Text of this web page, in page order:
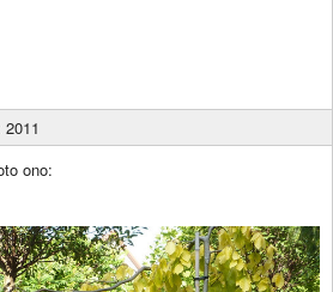
ono: